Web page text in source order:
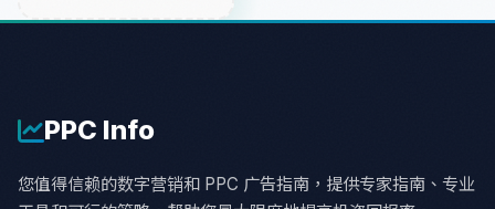
PPC Info
您值得信赖的数字营销和 PPC 广告指南，提供专家指南、专业